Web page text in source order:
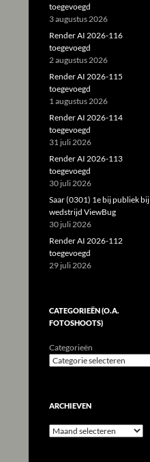
toegevoegd
3 augustus 2026
Render AI 2026-116
toegevoegd
2 augustus 2026
Render AI 2026-115
toegevoegd
1 augustus 2026
Render AI 2026-114
toegevoegd
31 juli 2026
Render AI 2026-113
toegevoegd
30 juli 2026
Saar (0301) 1e bij publiek bij
wedstrijd ViewBug
30 juli 2026
Render AI 2026-112
toegevoegd
29 juli 2026
CATEGORIEËN (O.A.
FOTOSHOOTS)
Categorieën
ARCHIEVEN
Archieven